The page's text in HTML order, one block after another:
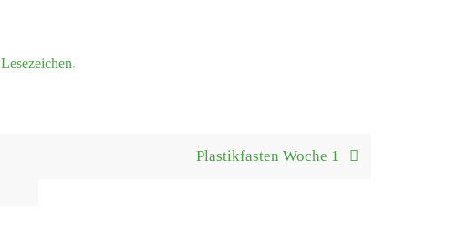
Lesezeichen.
Plastikfasten Woche 1